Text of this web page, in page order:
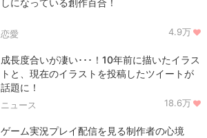
しになっている創作百合！
恋愛 4.9万
成長度合いが凄い･･･！10年前に描いたイラス
トと、現在のイラストを投稿したツイートが
話題に！
ニュース 18.6万
ゲーム実況プレイ配信を見る制作者の心境